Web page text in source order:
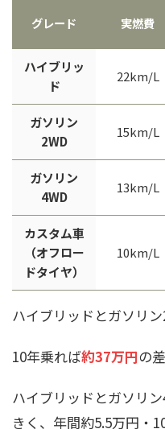
グレード 実燃費
ハイブリッ
ド
22km/L
ガソリン
2WD
15km/L
ガソリン
4WD
13km/L
カスタム車
（オフロー
ドタイヤ）
10km/L
ハイブリッドとガソリ
10年乗れば約37万円の
ハイブリッドとガソリ
きく、年間約5.5万円・